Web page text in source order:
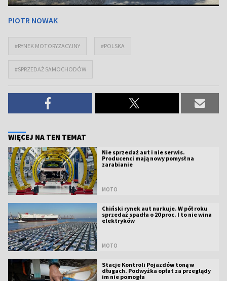
PIOTR NOWAK
#RYNEK MOTORYZACYJNY #POLSKA
#SPRZEDAŻ SAMOCHODÓW
WIĘCEJ NA TEN TEMAT
Nie sprzedaż aut i nie serwis.
Producenci mają nowy pomysł na
zarabianie
MOTO
Chiński rynek aut nurkuje. W pół roku
sprzedaż spadła o 20 proc. I to nie wina
elektryków
MOTO
Stacje Kontroli Pojazdów toną w
długach. Podwyżka opłat za przeglądy
im nie pomogła